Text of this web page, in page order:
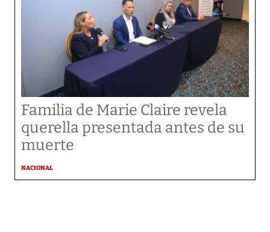
Familia de Marie Claire revela
querella presentada antes de su
muerte
NACIONAL